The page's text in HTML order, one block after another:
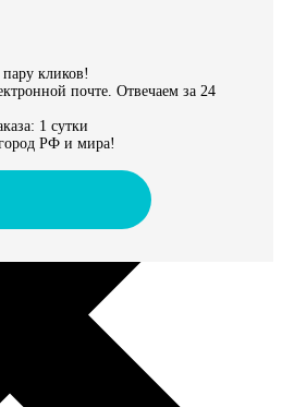
кликов!
почте. Отвечаем за 24
1 сутки
РФ и мира!